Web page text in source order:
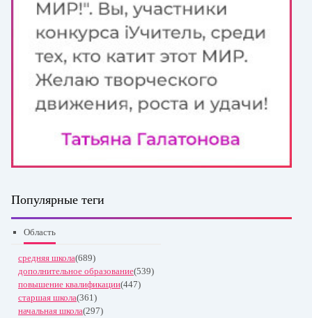
Популярные теги
Область
средняя школа(689)
дополнительное образование(539)
повышение квалификации(447)
старшая школа(361)
начальная школа(297)